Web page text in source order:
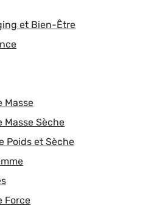
et Bien-Être
Masse
Masse Sèche
Poids et Sèche
Force